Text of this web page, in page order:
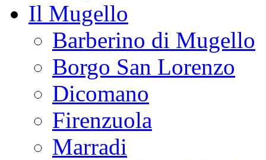
Il Mugello
Barberino di Mugello
Borgo San Lorenzo
Dicomano
Firenzuola
Marradi